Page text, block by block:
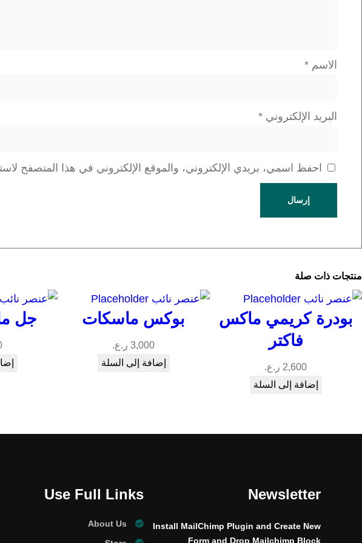
ي
الاسم *
البريد الإلكتروني *
احفظ اسمي، بريدي الإلكتروني، والموقع الإلكتروني في هذا المتصفح
منتجات ذات صلة
بودرة كريمي ماكس
فاكتر
2,600 ر.ع.
إضافة إلى السلة
بوكس ماسكات
3,000 ر.ع.
إضافة إلى السلة
جل
Newsletter
Install MailChimp Plugin and Create New
Form and Drop Mailchimp Block
Use Full Links
About Us